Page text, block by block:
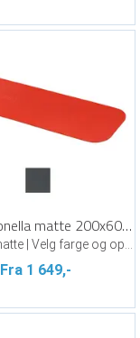
Airex Coronella matte 200x60x1,5 cm
Fra 1 649,-